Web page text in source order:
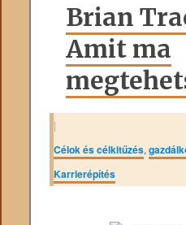
Brian
Amit ma
|
Célok és célkitűzés,
Karrierépítés